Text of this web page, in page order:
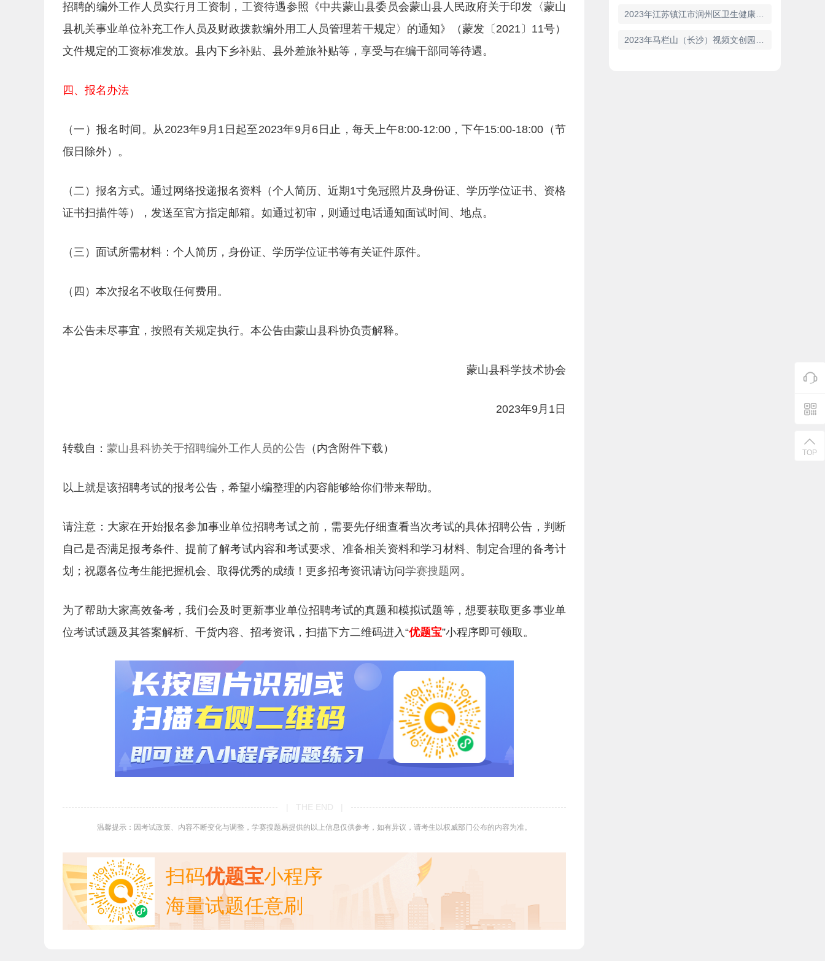
招聘的编外工作人员实行月工资制，工资待遇参照《中共蒙山县委员会蒙山县人民政府关于印发〈蒙山
县机关事业单位补充工作人员及财政拨款编外用工人员管理若干规定〉的通知》（蒙发〔2021〕11号）
文件规定的工资标准发放。县内下乡补贴、县外差旅补贴等，享受与在编干部同等待遇。
四、报名办法
（一）报名时间。从2023年9月1日起至2023年9月6日止，每天上午8:00-12:00，下午15:00-18:00（节
假日除外）。
（二）报名方式。通过网络投递报名资料（个人简历、近期1寸免冠照片及身份证、学历学位证书、资格
证书扫描件等），发送至官方指定邮箱。如通过初审，则通过电话通知面试时间、地点。
（三）面试所需材料：个人简历，身份证、学历学位证书等有关证件原件。
（四）本次报名不收取任何费用。
本公告未尽事宜，按照有关规定执行。本公告由蒙山县科协负责解释。
蒙山县科学技术协会
2023年9月1日
转载自： 蒙山县科协关于招聘编外工作人员的公告 （内含附件下载）
以上就是该招聘考试的报考公告，希望小编整理的内容能够给你们带来帮助。
请注意：大家在开始报名参加事业单位招聘考试之前，需要先仔细查看当次考试的具体招聘公告，判断
自己是否满足报考条件、提前了解考试内容和考试要求、准备相关资料和学习材料、制定合理的备考计
划；祝愿各位考生能把握机会、取得优秀的成绩！更多招考资讯请访问学赛搜题网 。
为了帮助大家高效备考，我们会及时更新事业单位招聘考试的真题和模拟试题等，想要获取更多事业单
位考试试题及其答案解析、干货内容、招考资讯，扫描下方二维码进入“优题宝”小程序即可领取。
| THE END |
温馨提示：因考试政策、内容不断变化与调整，学赛搜题易提供的以上信息仅供参考，如有异议，请考生以权威部门公布的内容为准。
扫码优题宝小程序
海量试题任意刷
TOP